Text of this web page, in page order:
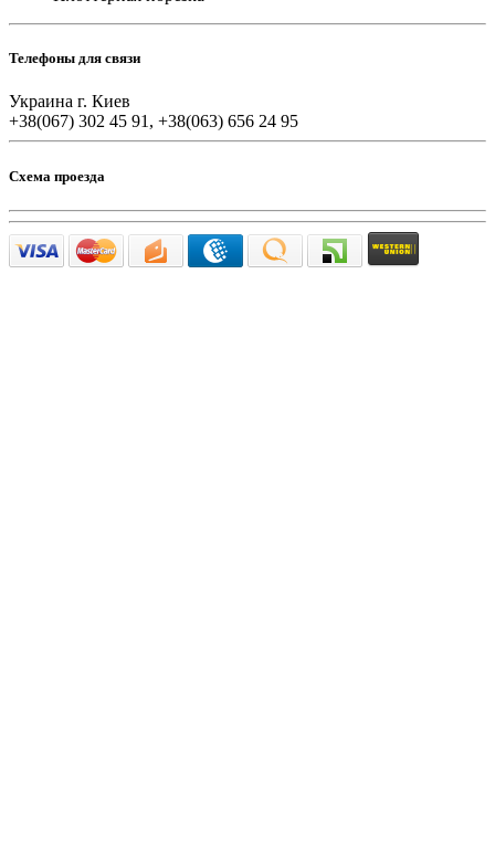
Телефоны для связи
Украина г. Киев
+38(067) 302 45 91, +38(063) 656 24 95
Схема проезда